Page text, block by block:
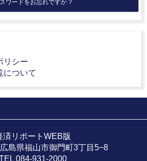
ワードをお忘れですか ?
リシー
について
済リポートWEB版
島県福山市御門町3丁目5−8
084-931-2000